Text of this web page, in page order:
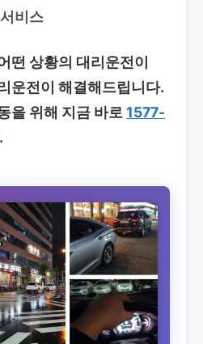
서비스
떤 상황의 대리운전이
운전이 해결해드립니다.
을 위해 지금 바로 1577-